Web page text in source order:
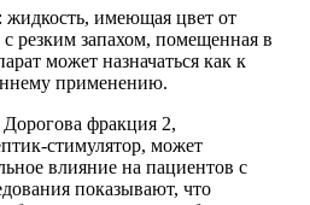
имеющая цвет от
резким запахом, помещенная в
может назначаться как к
применению.
фракция 2,
стимулятор, может
влияние на пациентов с
показывают, что